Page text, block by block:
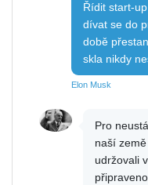
Řídit start-
dívat se do
době
skla nikdy
Elon Musk
Pro
naší
udržovali